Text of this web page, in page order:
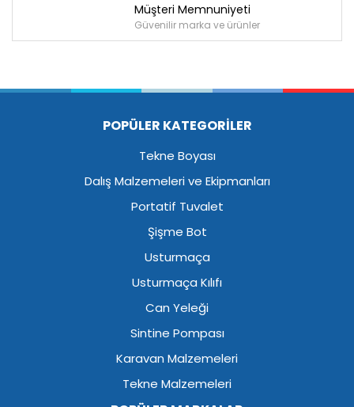
Müşteri Memnuniyeti
Güvenilir marka ve ürünler
POPÜLER KATEGORİLER
Tekne Boyası
Dalış Malzemeleri ve Ekipmanları
Portatif Tuvalet
Şişme Bot
Usturmaça
Usturmaça Kılıfı
Can Yeleği
Sintine Pompası
Karavan Malzemeleri
Tekne Malzemeleri